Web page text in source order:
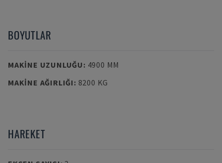
BOYUTLAR
MAKINE UZUNLUĞU: 4900 MM
MAKINE AĞIRLIĞI: 8200 KG
HAREKET